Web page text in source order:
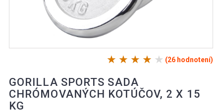
(26 hodnotení)
GORILLA SPORTS SADA
CHRÓMOVANÝCH KOTÚČOV, 2 X 15
KG